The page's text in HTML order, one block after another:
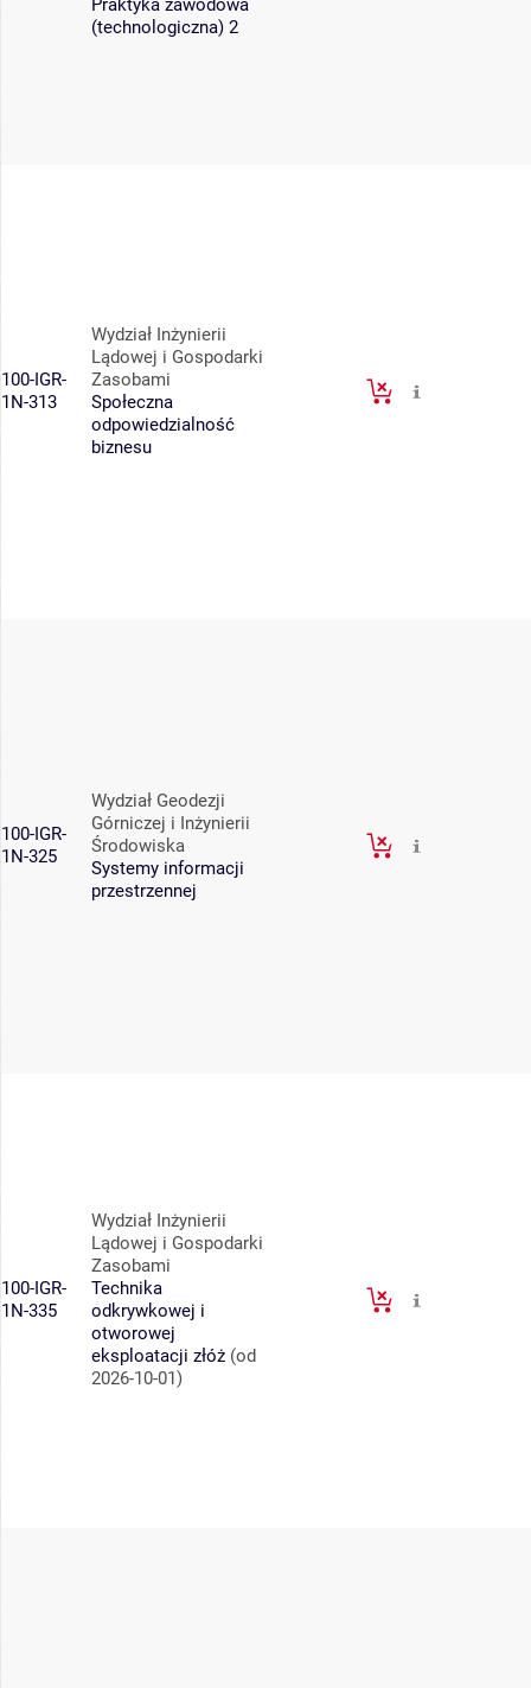
Praktyka zawodowa
(technologiczna) 2
100-IGR-
1N-313
Wydział Inżynierii
Lądowej i Gospodarki
Zasobami
Społeczna
odpowiedzialność
biznesu
100-IGR-
1N-325
Wydział Geodezji
Górniczej i Inżynierii
Środowiska
Systemy informacji
przestrzennej
100-IGR-
1N-335
Wydział Inżynierii
Lądowej i Gospodarki
Zasobami
Technika
odkrywkowej i
otworowej
eksploatacji złóż (od
2026-10-01)